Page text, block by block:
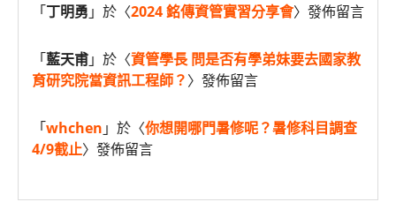
「丁明勇 」於〈2024 銘傳資管實習分享會〉發佈留言
「藍天甫」於〈資管學長 問是否有學弟妹要去國家教
育研究院當資訊工程師？〉發佈留言
「whchen 」於〈你想開哪門暑修呢？暑修科目調查
4/9截止〉發佈留言